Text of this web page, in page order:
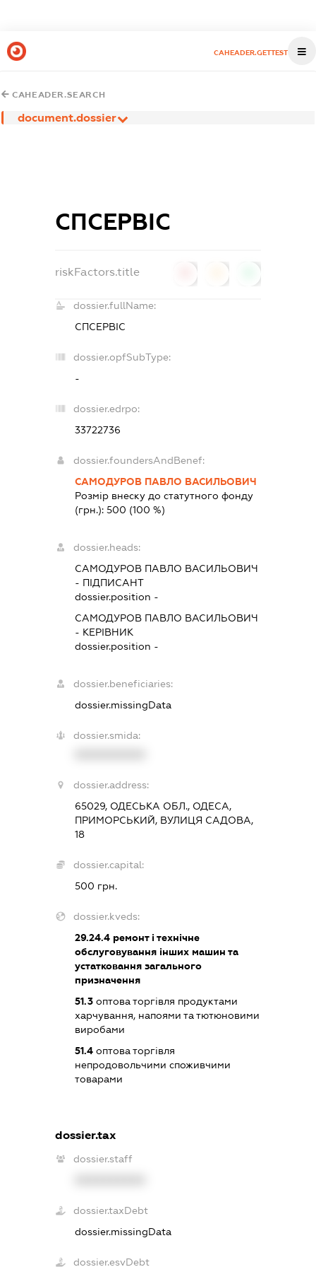
CAHEADER.GETTEST
CAHEADER.SEARCH
document.dossier
СПСЕРВІС
riskFactors.title
dossier.fullName:
СПСЕРВІС
dossier.opfSubType:
-
dossier.edrpo:
33722736
dossier.foundersAndBenef:
САМОДУРОВ ПАВЛО ВАСИЛЬОВИЧ
Розмір внеску до статутного фонду
(грн.):500 (100 %)
dossier.heads:
САМОДУРОВ ПАВЛО ВАСИЛЬОВИЧ
- ПІДПИСАНТ
dossier.position -
САМОДУРОВ ПАВЛО ВАСИЛЬОВИЧ
- КЕРІВНИК
dossier.position -
dossier.beneficiaries:
dossier.missingData
dossier.smida:
dossier.address:
65029, ОДЕСЬКА ОБЛ., ОДЕСА,
ПРИМОРСЬКИЙ, ВУЛИЦЯ САДОВА,
18
dossier.capital:
500 грн.
dossier.kveds:
29.24.4 ремонт і технічне
обслуговування інших машин та
устатковання загального
призначення
51.3 оптова торгівля продуктами
харчування, напоями та тютюновими
виробами
51.4 оптова торгівля
непродовольчими споживчими
товарами
dossier.tax
dossier.staff
dossier.taxDebt
dossier.missingData
dossier.esvDebt